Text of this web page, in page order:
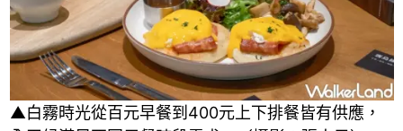
▲白霧時光從百元早餐到400元上下排餐皆有供應，